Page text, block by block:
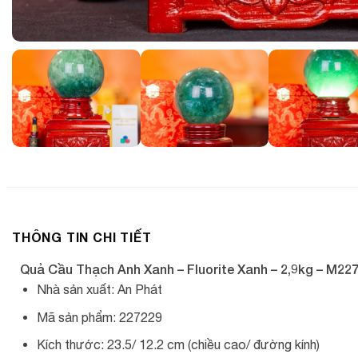
THÔNG TIN CHI TIẾT
Quả Cầu Thạch Anh Xanh – Fluorite Xanh – 2,9kg –
Nhà sản xuất: An Phát
Mã sản phẩm: 227229
Kích thước: 23.5/ 12.2 cm (chiều cao/ đường kính)